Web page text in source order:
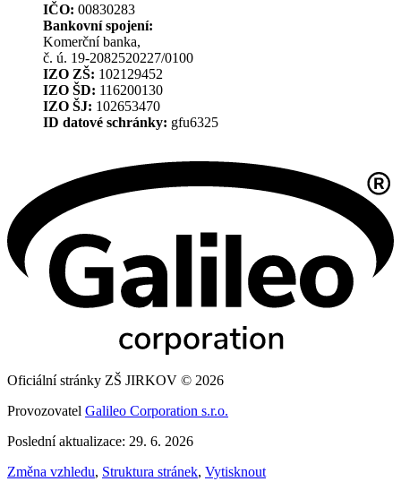
IČO: 00830283
Bankovní spojení:
Komerční banka,
č. ú. 19-2082520227/0100
IZO ZŠ: 102129452
IZO ŠD: 116200130
IZO ŠJ: 102653470
ID datové schránky: gfu6325
Oficiální stránky ZŠ JIRKOV © 2026
Provozovatel Galileo Corporation s.r.o.
Poslední aktualizace: 29. 6. 2026
Změna vzhledu, Struktura stránek, Vytisknout